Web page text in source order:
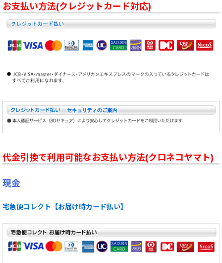
お支払い方法(クレジットカード対応)
代金引換で利用可能なお支払い方法(クロネコヤマト)
現金
宅急便コレクト【お届け時カード払い】